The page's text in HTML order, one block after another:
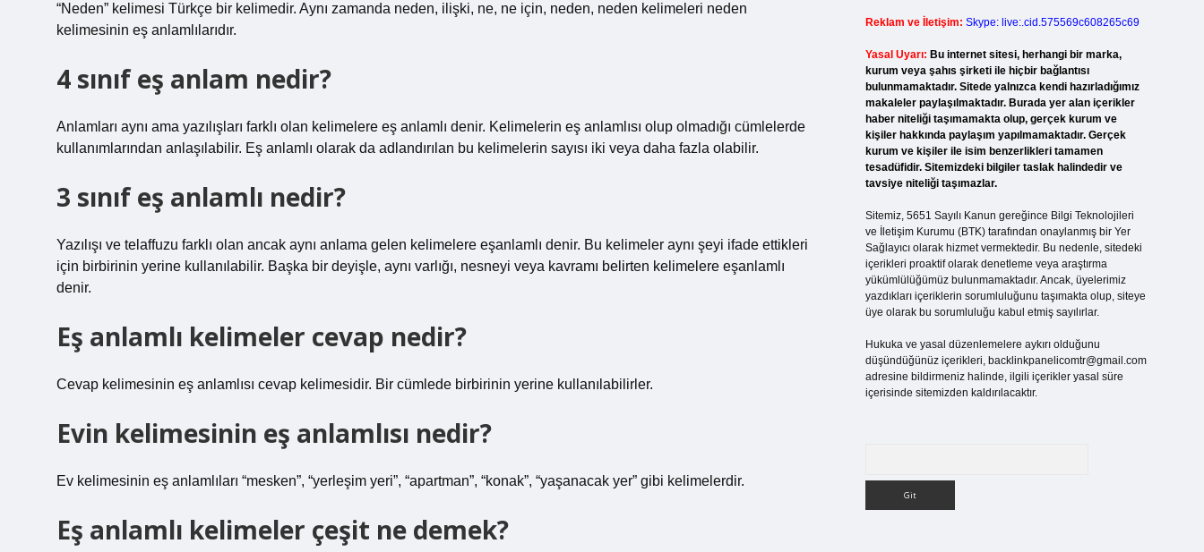
“Neden” kelimesi Türkçe bir kelimedir. Aynı zamanda neden, ilişki, ne, ne için, neden, neden kelimeleri neden
kelimesinin eş anlamlılarıdır.
4 sınıf eş anlam nedir?
Anlamları aynı ama yazılışları farklı olan kelimelere eş anlamlı denir. Kelimelerin eş anlamlısı olup olmadığı cümlelerde
kullanımlarından anlaşılabilir. Eş anlamlı olarak da adlandırılan bu kelimelerin sayısı iki veya daha fazla olabilir.
3 sınıf eş anlamlı nedir?
Yazılışı ve telaffuzu farklı olan ancak aynı anlama gelen kelimelere eşanlamlı denir. Bu kelimeler aynı şeyi ifade ettikleri
için birbirinin yerine kullanılabilir. Başka bir deyişle, aynı varlığı, nesneyi veya kavramı belirten kelimelere eşanlamlı
denir.
Eş anlamlı kelimeler cevap nedir?
Cevap kelimesinin eş anlamlısı cevap kelimesidir. Bir cümlede birbirinin yerine kullanılabilirler.
Evin kelimesinin eş anlamlısı nedir?
Ev kelimesinin eş anlamlıları “mesken”, “yerleşim yeri”, “apartman”, “konak”, “yaşanacak yer” gibi kelimelerdir.
Eş anlamlı kelimeler çeşit ne demek?
Reklam ve İletişim: Skype: live:.cid.575569c608265c69
Yasal Uyarı: Bu internet sitesi, herhangi bir marka,
kurum veya şahıs şirketi ile hiçbir bağlantısı
bulunmamaktadır. Sitede yalnızca kendi hazırladığımız
makaleler paylaşılmaktadır. Burada yer alan içerikler
haber niteliği taşımamakta olup, gerçek kurum ve
kişiler hakkında paylaşım yapılmamaktadır. Gerçek
kurum ve kişiler ile isim benzerlikleri tamamen
tesadüfidir. Sitemizdeki bilgiler taslak halindedir ve
tavsiye niteliği taşımazlar.
Sitemiz, 5651 Sayılı Kanun gereğince Bilgi Teknolojileri
ve İletişim Kurumu (BTK) tarafından onaylanmış bir Yer
Sağlayıcı olarak hizmet vermektedir. Bu nedenle, sitedeki
içerikleri proaktif olarak denetleme veya araştırma
yükümlülüğümüz bulunmamaktadır. Ancak, üyelerimiz
yazdıkları içeriklerin sorumluluğunu taşımakta olup, siteye
üye olarak bu sorumluluğu kabul etmiş sayılırlar.
Hukuka ve yasal düzenlemelere aykırı olduğunu
düşündüğünüz içerikleri, backlinkpanelicomtr@gmail.com
adresine bildirmeniz halinde, ilgili içerikler yasal süre
içerisinde sitemizden kaldırılacaktır.